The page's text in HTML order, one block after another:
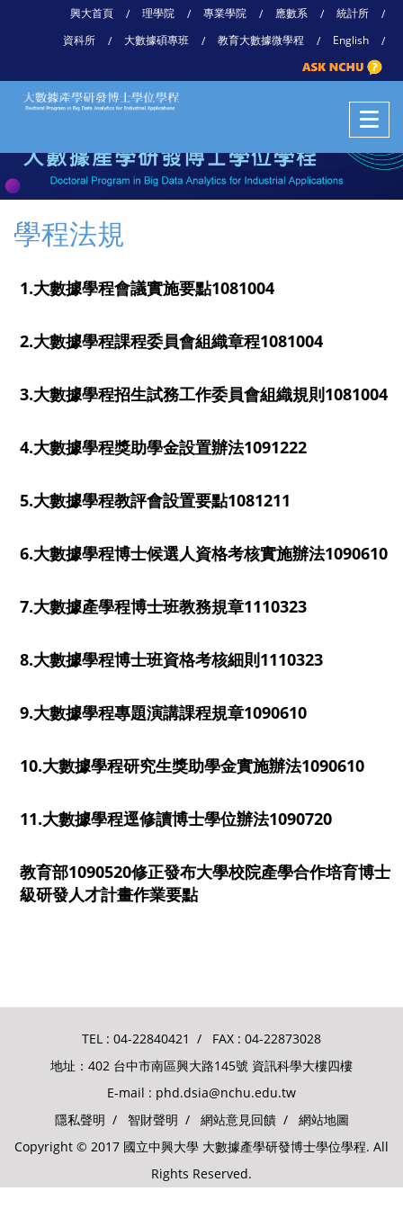
興大首頁 / 理學院 / 專業學院 / 應數系 / 統計所
/
資科所
/ 大數據碩專班 / 教育大數據微學程 / English /
學程法規
1.大數據學程會議實施要點1081004
2.大數據學程課程委員會組織章程1081004
3.大數據學程招生試務工作委員會組織規則1081004
4.大數據學程獎助學金設置辦法1091222
5.大數據學程教評會設置要點1081211
6.大數據學程博士候選人資格考核實施辦法1090610
7.大數據產學程博士班教務規章1110323
8.大數據學程博士班資格考核細則1110323
9.大數據學程專題演講課程規章1090610
10.大數據學程研究生獎助學金實施辦法1090610
11.大數據學程逕修讀博士學位辦法1090720
教育部1090520修正發布大學校院產學合作培育博士
級研發人才計畫作業要點
TEL : 04-22840421 / FAX : 04-22873028
地址：402 台中市南區興大路145號 資訊科學大樓四樓
E-mail : phd.dsia@nchu.edu.tw
隱私聲明 / 智財聲明 / 網站意見回饋/ 網站地圖
Copyright © 2017 國立中興大學 大數據產學研發博士學位學程. All
Rights Reserved.